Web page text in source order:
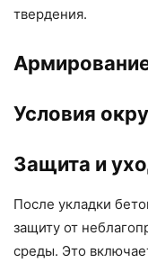
твердения.
Условия
Защита и
После укладки
защиту от
среды. Это